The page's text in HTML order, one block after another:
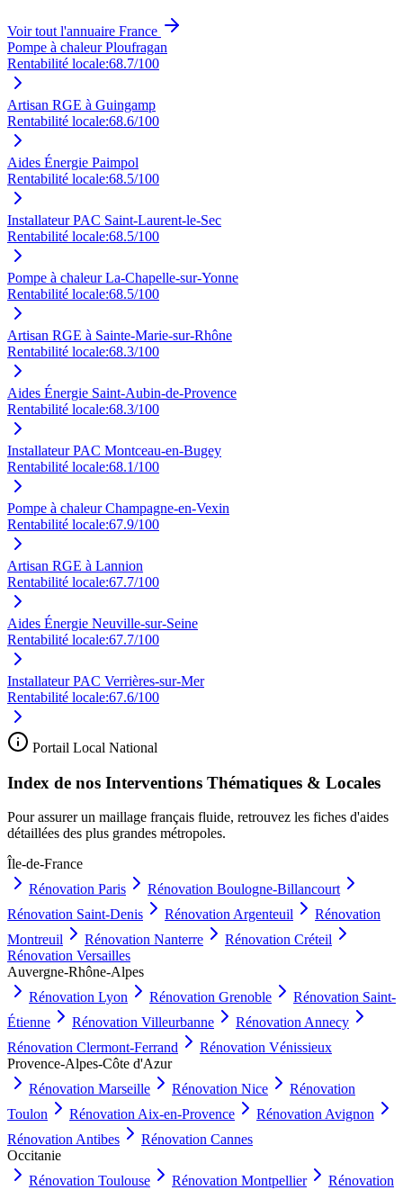
Voir tout l'annuaire France
Pompe à chaleur Ploufragan
Rentabilité locale:68.7/100
Artisan RGE à Guingamp
Rentabilité locale:68.6/100
Aides Énergie Paimpol
Rentabilité locale:68.5/100
Installateur PAC Saint-Laurent-le-Sec
Rentabilité locale:68.5/100
Pompe à chaleur La-Chapelle-sur-Yonne
Rentabilité locale:68.5/100
Artisan RGE à Sainte-Marie-sur-Rhône
Rentabilité locale:68.3/100
Aides Énergie Saint-Aubin-de-Provence
Rentabilité locale:68.3/100
Installateur PAC Montceau-en-Bugey
Rentabilité locale:68.1/100
Pompe à chaleur Champagne-en-Vexin
Rentabilité locale:67.9/100
Artisan RGE à Lannion
Rentabilité locale:67.7/100
Aides Énergie Neuville-sur-Seine
Rentabilité locale:67.7/100
Installateur PAC Verrières-sur-Mer
Rentabilité locale:67.6/100
Portail Local National
Index de nos Interventions Thématiques & Locales
Pour assurer un maillage français fluide, retrouvez les fiches d'aides
détaillées des plus grandes métropoles.
Île-de-France
Rénovation Paris Rénovation Boulogne-Billancourt
Rénovation Saint-Denis Rénovation Argenteuil
Rénovation
Montreuil
Rénovation Nanterre Rénovation Créteil
Rénovation Versailles
Auvergne-Rhône-Alpes
Rénovation Lyon Rénovation Grenoble Rénovation Saint-
Étienne
Rénovation Villeurbanne Rénovation Annecy
Rénovation Clermont-Ferrand Rénovation Vénissieux
Provence-Alpes-Côte d'Azur
Rénovation Marseille Rénovation Nice
Rénovation
Toulon
Rénovation Aix-en-Provence Rénovation Avignon
Rénovation Antibes Rénovation Cannes
Occitanie
Rénovation Toulouse Rénovation Montpellier
Rénovation